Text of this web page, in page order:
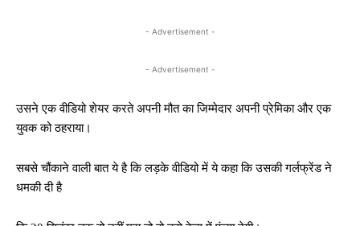
- Advertisement -
- Advertisement -
उसने एक वीडियो शेयर करते अपनी मौत का जिम्मेदार अपनी प्रेमिका और एक
युवक को ठहराया।
सबसे चौंकाने वाली बात ये है कि लड़के वीडियो में ये कहा कि उसकी गर्लफ्रेंड ने
धमकी दी है